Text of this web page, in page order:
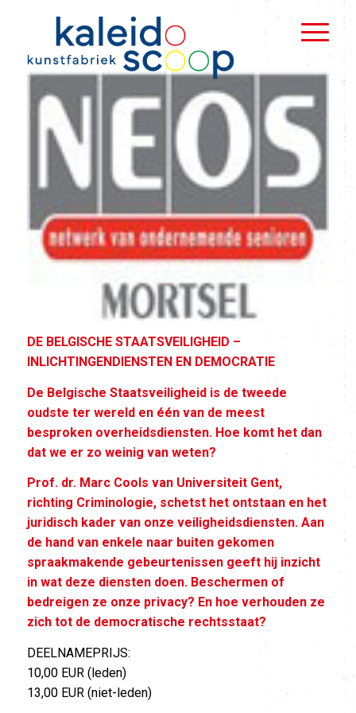
DE BELGISCHE STAATSVEILIGHEID –
INLICHTINGENDIENSTEN EN DEMOCRATIE
De Belgische Staatsveiligheid is de tweede
oudste ter wereld en één van de meest
besproken overheidsdiensten. Hoe komt het dan
dat we er zo weinig van weten?
Prof. dr. Marc Cools van Universiteit Gent,
richting Criminologie, schetst het ontstaan en het
juridisch kader van onze veiligheidsdiensten. Aan
de hand van enkele naar buiten gekomen
spraakmakende gebeurtenissen geeft hij inzicht
in wat deze diensten doen. Beschermen of
bedreigen ze onze privacy? En hoe verhouden ze
zich tot de democratische rechtsstaat?
DEELNAMEPRIJS:
10,00 EUR (leden)
13,00 EUR (niet-leden)